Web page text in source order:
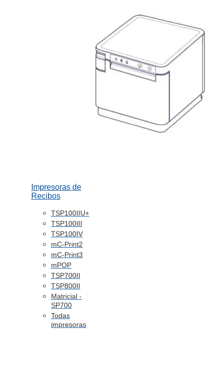
Impresoras de
Recibos
TSP100IIU+
TSP100III
TSP100IV
mC-Print2
mC-Print3
mPOP
TSP700II
TSP800II
Matricial -
SP700
Todas
impresoras